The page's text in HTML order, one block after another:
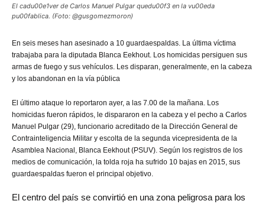
El cadu00e1ver de Carlos Manuel Pulgar quedu00f3 en la vu00eda
pu00fablica. (Foto: @gusgomezmoron)
En seis meses han asesinado a 10 guardaespaldas. La última víctima
trabajaba para la diputada Blanca Eekhout. Los homicidas persiguen sus
armas de fuego y sus vehículos. Les disparan, generalmente, en la cabeza
y los abandonan en la vía pública
El último ataque lo reportaron ayer, a las 7.00 de la mañana. Los
homicidas fueron rápidos, le dispararon en la cabeza y el pecho a Carlos
Manuel Pulgar (29), funcionario acreditado de la Dirección General de
Contrainteligencia Militar y escolta de la segunda vicepresidenta de la
Asamblea Nacional, Blanca Eekhout (PSUV). Según los registros de los
medios de comunicación, la tolda roja ha sufrido 10 bajas en 2015, sus
guardaespaldas fueron el principal objetivo.
El centro del país se convirtió en una zona peligrosa para los